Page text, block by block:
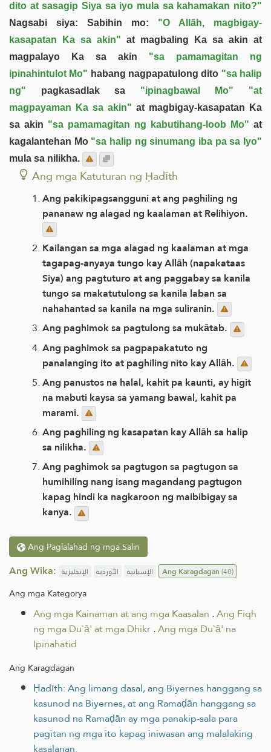
dito at sasagip Siya sa iyo mula sa kahamakan nito?"
Nagsabi siya: Sabihin mo: "O Allāh, magbigay-
kasapatan Ka sa akin" at magbaling Ka sa akin at
magpalayo Ka sa akin "sa pamamagitan ng
ipinahintulot Mo" habang nagpapatulong dito "sa halip
ng" pagkasadlak sa "ipinagbawal Mo"
"at
magpayaman Ka sa akin" at magbigay-kasapatan Ka
sa akin "sa pamamagitan ng kabutihang-loob Mo" at
kagalantehan Mo "sa halip ng sinumang iba pa sa Iyo"
mula sa nilikha.
Ang mga Katuturan ng Ḥadīth
Ang pakikipagsangguni at ang paghiling ng
pananaw ng alagad ng kaalaman at Relihiyon.
Kailangan sa mga alagad ng kaalaman at mga
tagapag-anyaya tungo kay Allāh (napakataas
Siya) ang pagtuturo at ang paggabay sa kanila
tungo sa makatutulong sa kanila laban sa
nahahantad sa kanila na mga suliranin.
Ang paghimok sa pagtulong sa mukātab.
Ang paghimok sa pagpapakatuto ng
panalanging ito at paghiling nito kay Allāh.
Ang panustos na halal, kahit pa kaunti, ay higit
na mabuti kaysa sa yamang bawal, kahit pa
marami.
Ang paghiling ng kasapatan kay Allāh sa halip
sa nilikha.
Ang paghimok sa pagtugon sa pagtugon sa
humihiling nang isang magandang pagtugon
kapag hindi ka nagkaroon ng maibibigay sa
kanya.
Ang Paglalahad ng mga Salin
Ang Wika: الإنجليزية الأوردية الإسبانية Ang Karagdagan(40)
Ang mga Kategorya
Ang mga Kainaman at ang mga Kaasalan .Ang Fiqh
ng mga Du`ā' at mga Dhikr.Ang mga Du`ā' na
Ipinahatid
Ang Karagdagan
Ḥadīth: Ang limang dasal, ang Biyernes hanggang sa
kasunod na Biyernes, at ang Ramaḍān hanggang sa
kasunod na Ramaḍān ay mga panakip-sala para
pagitan ng mga ito kapag iniwasan ang malalaking